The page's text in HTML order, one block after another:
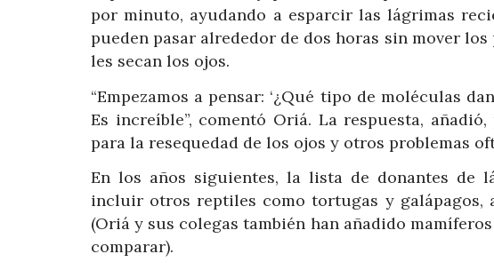
por minuto, ayudando a esparcir las lágrimas
pueden pasar alrededor de dos horas sin mover
les secan los ojos.
“Empezamos a pensar: ‘¿Qué tipo de moléculas
Es increíble”, comentó Oriá. La respuesta,
para la resequedad de los ojos y otros problemas
En los años siguientes, la lista de donantes de
incluir otros reptiles como tortugas y galápagos,
(Oriá y sus colegas también han añadido
comparar).